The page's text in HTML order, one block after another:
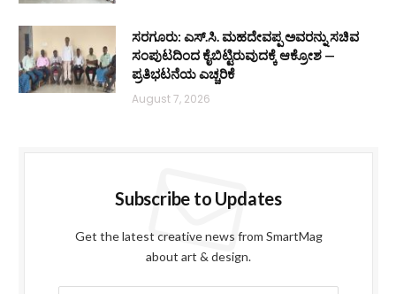
ಸರಗೂರು: ಎಸ್.ಸಿ. ಮಹದೇವಪ್ಪ ಅವರನ್ನು ಸಚಿವ
ಸಂಪುಟದಿಂದ ಕೈಬಿಟ್ಟಿರುವುದಕ್ಕೆ ಆಕ್ರೋಶ —
ಪ್ರತಿಭಟನೆಯ ಎಚ್ಚರಿಕೆ
August 7, 2026
Subscribe to Updates
Get the latest creative news from SmartMag
about art & design.